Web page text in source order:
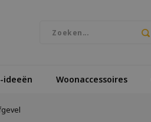
ideeën Woonaccessoires